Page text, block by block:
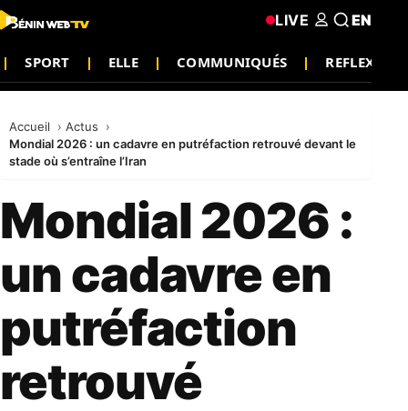
SPORT ELLE COMMUNIQUÉS
LIVE EN
Accueil
Actus
Mondial 2026 : un cadavre en putréfaction retrouvé devant le
stade où s’entraîne l’Iran
Mondial 2026 :
un cadavre en
putréfaction
retrouvé